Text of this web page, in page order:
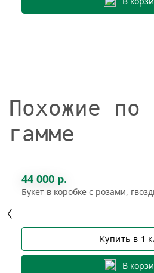
Похожие по
гамме
44 000 р.
Букет в коробке с розами,
Купить в 1
В